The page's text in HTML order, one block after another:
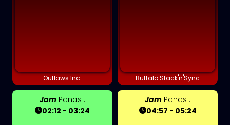
Outlaws Inc.
Jam Panas :
02:12 - 03:24
Buffalo Stack'n'Sync
Jam Panas :
04:57 - 05:24